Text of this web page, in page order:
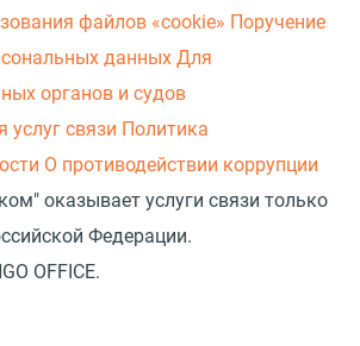
файлов «cookie» Поручение
данных Для
органов и судов
услуг связи Политика
О противодействии коррупции
оказывает услуги связи только
Федерации.
OFFICE.